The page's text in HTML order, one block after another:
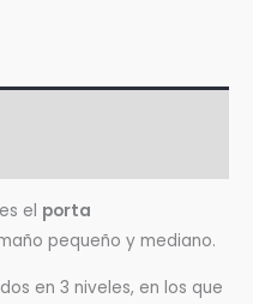
el porta
pequeño y mediano.
en 3 niveles, en los que